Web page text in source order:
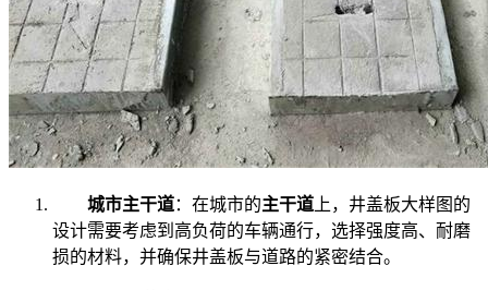
城市主干道：在城市的主干道上，井盖板大样图的
设计需要考虑到高负荷的车辆通行，选择强度高、耐磨
损的材料，并确保井盖板与道路的紧密结合。